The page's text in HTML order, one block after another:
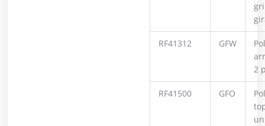
RF41312 GFW
2
RF41500 GFO